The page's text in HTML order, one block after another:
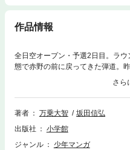
作品情報
全日空オープン・予選2日目。ラ
態で赤野の前に戻ってきた弾道。
歩いていたのだ。そして迎えた最
目が上り斜面のショットになるこ
ドで刻んでいくが、弾道はあえて
著者
万乗大智
坂田信弘
出版社
小学館
ジャンル
少年マンガ